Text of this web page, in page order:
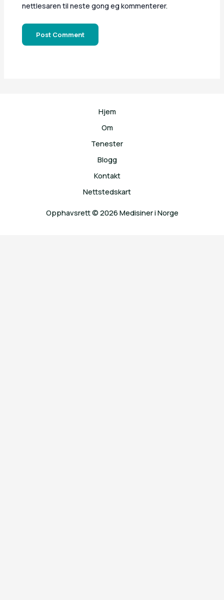
nettlesaren til neste gong eg kommenterer.
Hjem
Om
Tenester
Blogg
Kontakt
Nettstedskart
Opphavsrett © 2026 Medisiner i Norge